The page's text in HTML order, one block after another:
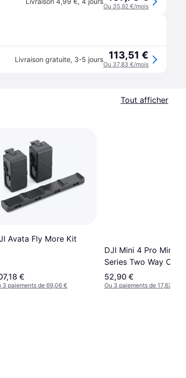
Ou 35,92 €/mois
Livraison gratuite, 3-5 jours 113,51 €
Ou 37,83 €/mois
Tout afficher
Avata Fly More Kit
€
3 paiements de 69,06 €
DJI Mini 4 Pro Mini 3
Series Two Way
Hub
52,90 €
Ou 3 paiements de 17,63 €